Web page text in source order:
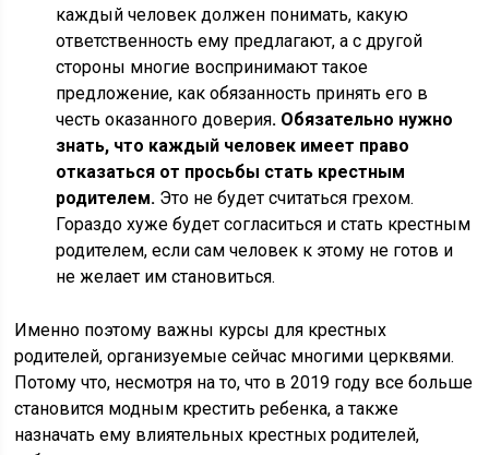
каждый человек должен понимать, какую
ответственность ему предлагают, а с другой
стороны многие воспринимают такое
предложение, как обязанность принять его в
честь оказанного доверия. Обязательно нужно
знать, что каждый человек имеет право
отказаться от просьбы стать крестным
родителем. Это не будет считаться грехом.
Гораздо хуже будет согласиться и стать крестным
родителем, если сам человек к этому не готов и
не желает им становиться.
Именно поэтому важны курсы для крестных
родителей, организуемые сейчас многими церквями.
Потому что, несмотря на то, что в 2019 году все больше
становится модным крестить ребенка, а также
назначать ему влиятельных крестных родителей,